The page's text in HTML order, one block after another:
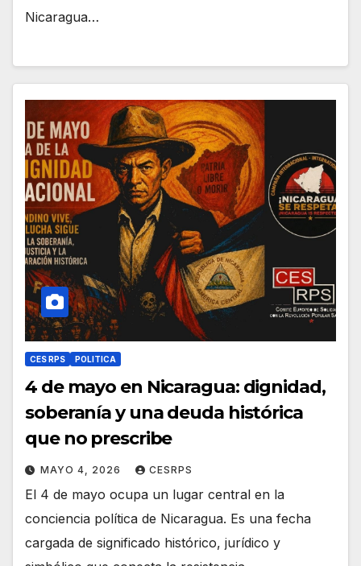
Nicaragua…
CES RPS POLITICA
4 de mayo en Nicaragua: dignidad,
soberanía y una deuda histórica
que no prescribe
MAYO 4, 2026 CESRPS
El 4 de mayo ocupa un lugar central en la
conciencia política de Nicaragua. Es una fecha
cargada de significado histórico, jurídico y